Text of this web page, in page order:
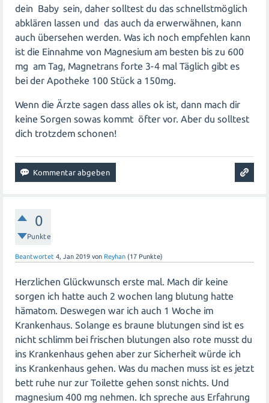
dein Baby sein, daher solltest du das schnellstmöglich
abklären lassen und das auch da erwerwähnen, kann
auch übersehen werden. Was ich noch empfehlen kann
ist die Einnahme von Magnesium am besten bis zu 600
mg am Tag, Magnetrans forte 3-4 mal Täglich gibt es
bei der Apotheke 100 Stück a 150mg.
Wenn die Ärzte sagen dass alles ok ist, dann mach dir
keine Sorgen sowas kommt öfter vor. Aber du solltest
dich trotzdem schonen!
0
Punkte
Beantwortet 4, Jan 2019 von Reyhan (17 Punkte)
Herzlichen Glückwunsch erste mal. Mach dir keine
sorgen ich hatte auch 2 wochen lang blutung hatte
hämatom. Deswegen war ich auch 1 Woche im
Krankenhaus. Solange es braune blutungen sind ist es
nicht schlimm bei frischen blutungen also rote musst du
ins Krankenhaus gehen aber zur Sicherheit würde ich
ins Krankenhaus gehen. Was du machen muss ist es jetzt
bett ruhe nur zur Toilette gehen sonst nichts. Und
magnesium 400 mg nehmen. Ich spreche aus Erfahrung